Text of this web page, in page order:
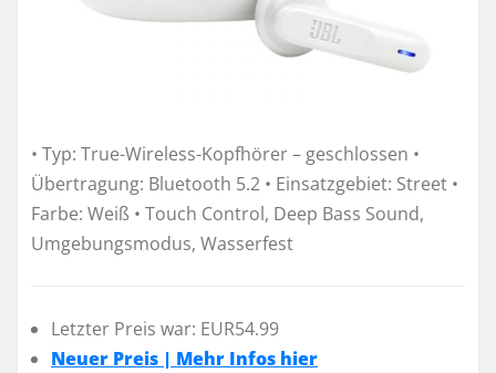
• Typ: True-Wireless-Kopfhörer – geschlossen •
Übertragung: Bluetooth 5.2 • Einsatzgebiet: Street •
Farbe: Weiß • Touch Control, Deep Bass Sound,
Umgebungsmodus, Wasserfest
Letzter Preis war: EUR54.99
Neuer Preis | Mehr Infos hier